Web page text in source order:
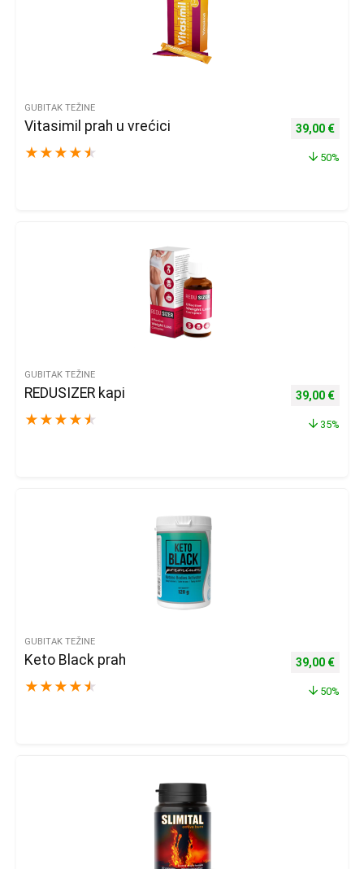
GUBITAK TEŽINE
Vitasimil prah u vrećici
★ ★ ★ ★ ★
Izvorna
39,00 €
50%
GUBITAK TEŽINE
REDUSIZER kapi
★ ★ ★ ★ ★
Izvorna
39,00 €
35%
GUBITAK TEŽINE
Keto Black prah
★ ★ ★ ★ ★
Izvorna
39,00 €
50%